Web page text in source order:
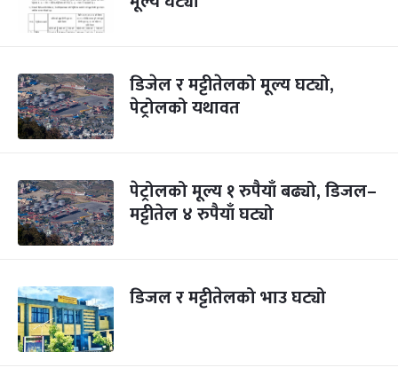
डिजेल र मट्टीतेलको मूल्य घट्यो,
पेट्रोलको यथावत
पेट्रोलको मूल्य १ रुपैयाँ बढ्यो, डिजल–
मट्टीतेल ४ रुपैयाँ घट्यो
डिजल र मट्टीतेलको भाउ घट्यो